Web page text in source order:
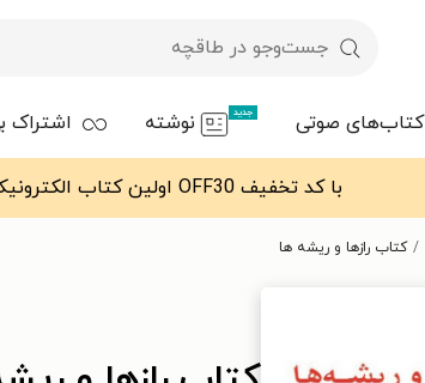
کتاب‌های صوتی جدید نوشته اشتراک
با کد تخفیف OFF30 اولین کتاب الکترونیکی یا صوتی‌ات را با ۳۰٪ تخفیف از طاقچه دریافت کن.
کتاب رازها و ریشه ها